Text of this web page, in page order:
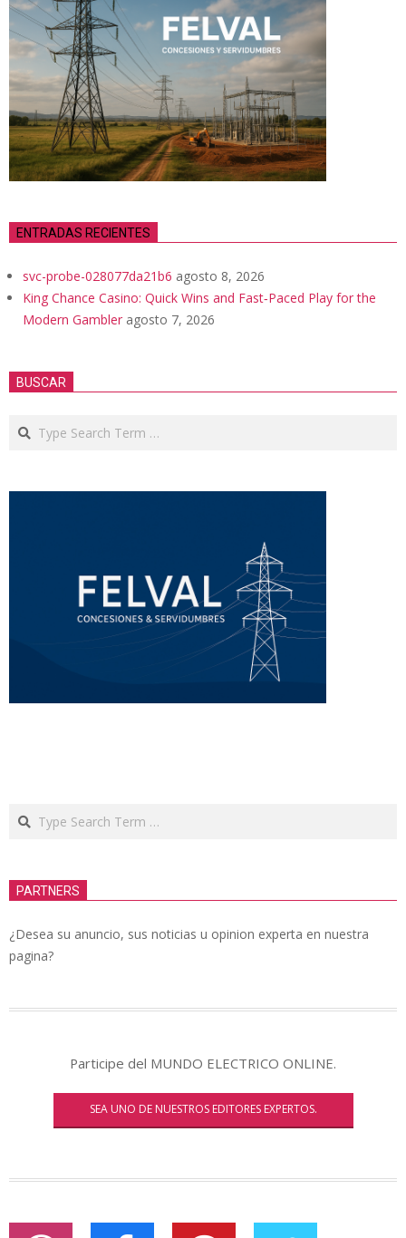
ENTRADAS RECIENTES
svc-probe-028077da21b6 agosto 8, 2026
King Chance Casino: Quick Wins and Fast‑Paced Play for the
Modern Gambler agosto 7, 2026
BUSCAR
Search
Search
PARTNERS
¿Desea su anuncio, sus noticias u opinion experta en nuestra
pagina?
Participe del MUNDO ELECTRICO ONLINE.
SEA UNO DE NUESTROS EDITORES EXPERTOS.